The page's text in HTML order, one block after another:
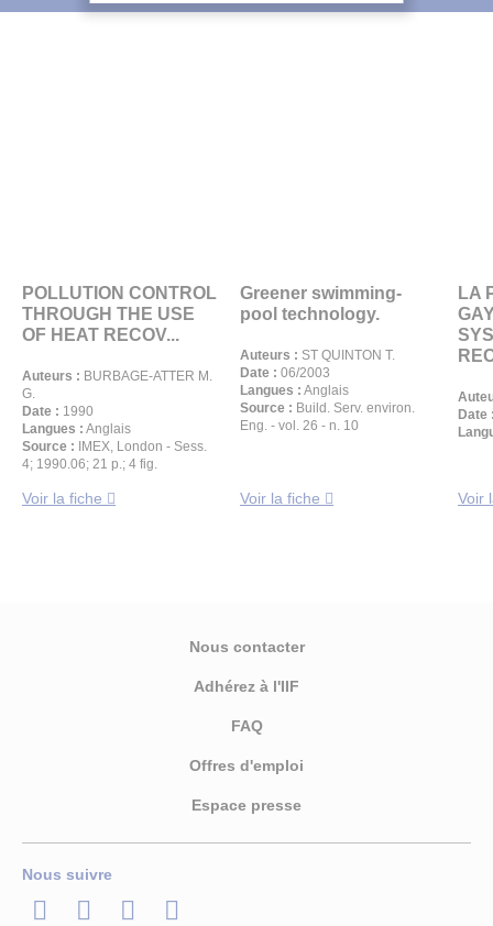
POLLUTION CONTROL
THROUGH THE USE
OF HEAT RECOV...
Auteurs : BURBAGE-ATTER M.
G.
Date : 1990
Langues : Anglais
Source :
IMEX, London - Sess.
4; 1990.06; 21 p.; 4 fig.
Voir la fiche
Greener swimming-
pool technology.
Auteurs : ST QUINTON T.
Date : 06/2003
Langues : Anglais
Source : Build. Serv. environ.
Eng. - vol. 26 - n. 10
Voir la fiche
LA
Date
Voir
Nous contacter
Adhérez à l'IIF
FAQ
Offres d'emploi
Espace presse
Nous suivre
LinkedInTwitterFacebook
Youtube